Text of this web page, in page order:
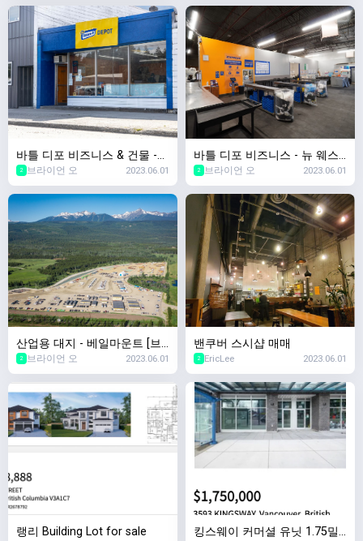
바틀 디포 비즈니스 & 건물 -
키티맷 [브라이언 오 부동산 Kl
ein Group]
2 브라이언 오 2023.06.01
바틀 디포 비즈니스 - 뉴 웨스
트 민스터 [브라이언 오 부동산
Klein Group]
2 브라이언 오 2023.06.01
산업용 대지 - 베일마운트 [브
라이언 오 부동산 Klein Group]
2 브라이언 오 2023.06.01
밴쿠버 스시샵 매매
2 EricLee 2023.06.01
랭리 Building Lot for sale 킹스웨이 커머셜 유닛 1.75밀